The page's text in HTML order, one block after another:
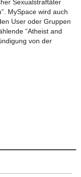
Sexualstraftäter
MySpace wird auch
User oder Gruppen
“Atheist and
von der